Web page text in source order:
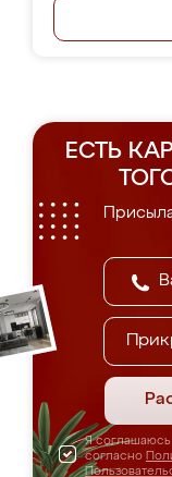
ЕСТЬ
Я соглашаюсь
согласно